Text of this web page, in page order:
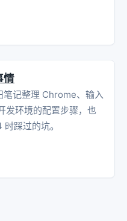
情
记整理 Chrome、输入
发环境的配置步骤，也
踩过的坑。